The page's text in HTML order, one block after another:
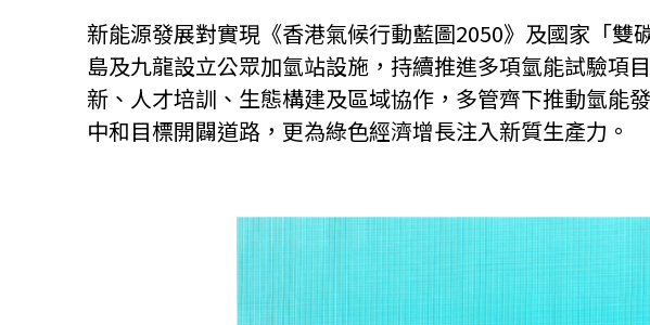
新能源發展對實現《香港氣候行動藍圖2050》及國家「
島及九龍設立公眾加氫站設施，持續推進多項氫能試驗項
新、人才培訓、生態構建及區域協作，多管齊下推動氫能
中和目標開闢道路，更為綠色經濟增長注入新質生產力。